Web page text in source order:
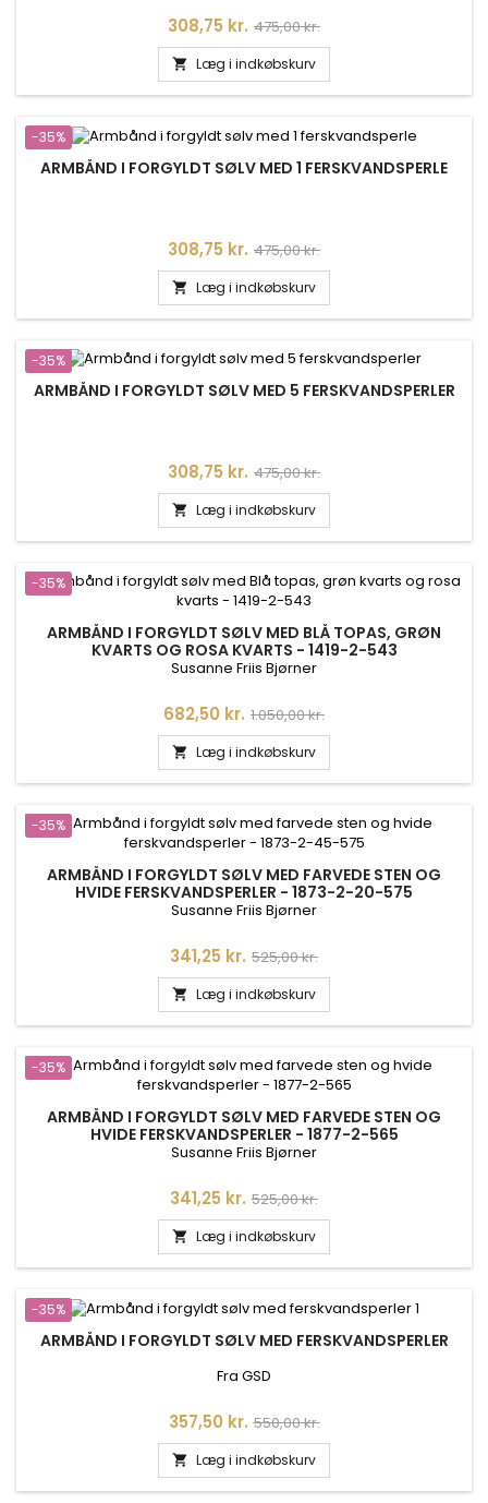
Pris
308,75 kr. Normalpris
475,00 kr.
 Læg i indkøbskurv
-35%
ARMBÅND I FORGYLDT SØLV MED 1 FERSKVANDSPERLE
Pris
308,75 kr. Normalpris
475,00 kr.
 Læg i indkøbskurv
-35%
ARMBÅND I FORGYLDT SØLV MED 5 FERSKVANDSPERLER
Pris
308,75 kr. Normalpris
475,00 kr.
 Læg i indkøbskurv
-35%
ARMBÅND I FORGYLDT SØLV MED BLÅ TOPAS, GRØN
KVARTS OG ROSA KVARTS - 1419-2-543
Susanne Friis Bjørner
Pris
682,50 kr. Normalpris
1.050,00 kr.
 Læg i indkøbskurv
-35%
ARMBÅND I FORGYLDT SØLV MED FARVEDE STEN OG
HVIDE FERSKVANDSPERLER - 1873-2-20-575
Susanne Friis Bjørner
Pris
341,25 kr. Normalpris
525,00 kr.
 Læg i indkøbskurv
-35%
ARMBÅND I FORGYLDT SØLV MED FARVEDE STEN OG
HVIDE FERSKVANDSPERLER - 1877-2-565
Susanne Friis Bjørner
Pris
341,25 kr. Normalpris
525,00 kr.
 Læg i indkøbskurv
-35%
ARMBÅND I FORGYLDT SØLV MED FERSKVANDSPERLER
Fra GSD
Pris
357,50 kr. Normalpris
550,00 kr.
 Læg i indkøbskurv